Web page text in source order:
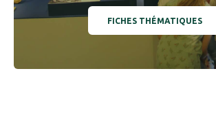
FICHES THÉMATIQUES